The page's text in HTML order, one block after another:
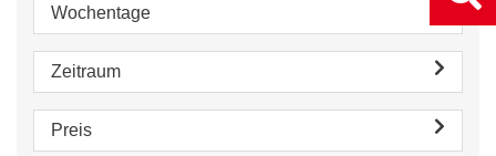
Wochentage
Zeitraum
Preis